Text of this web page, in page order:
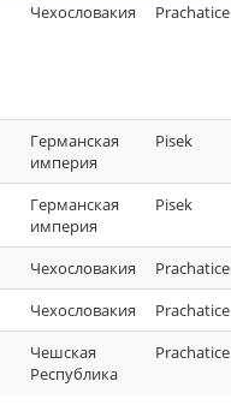
Чехословакия Prachatice
Германская
империя
Pisek
Германская
империя
Pisek
Чехословакия Prachatice
Чехословакия Prachatice
Чешская
Республика
Prachatice